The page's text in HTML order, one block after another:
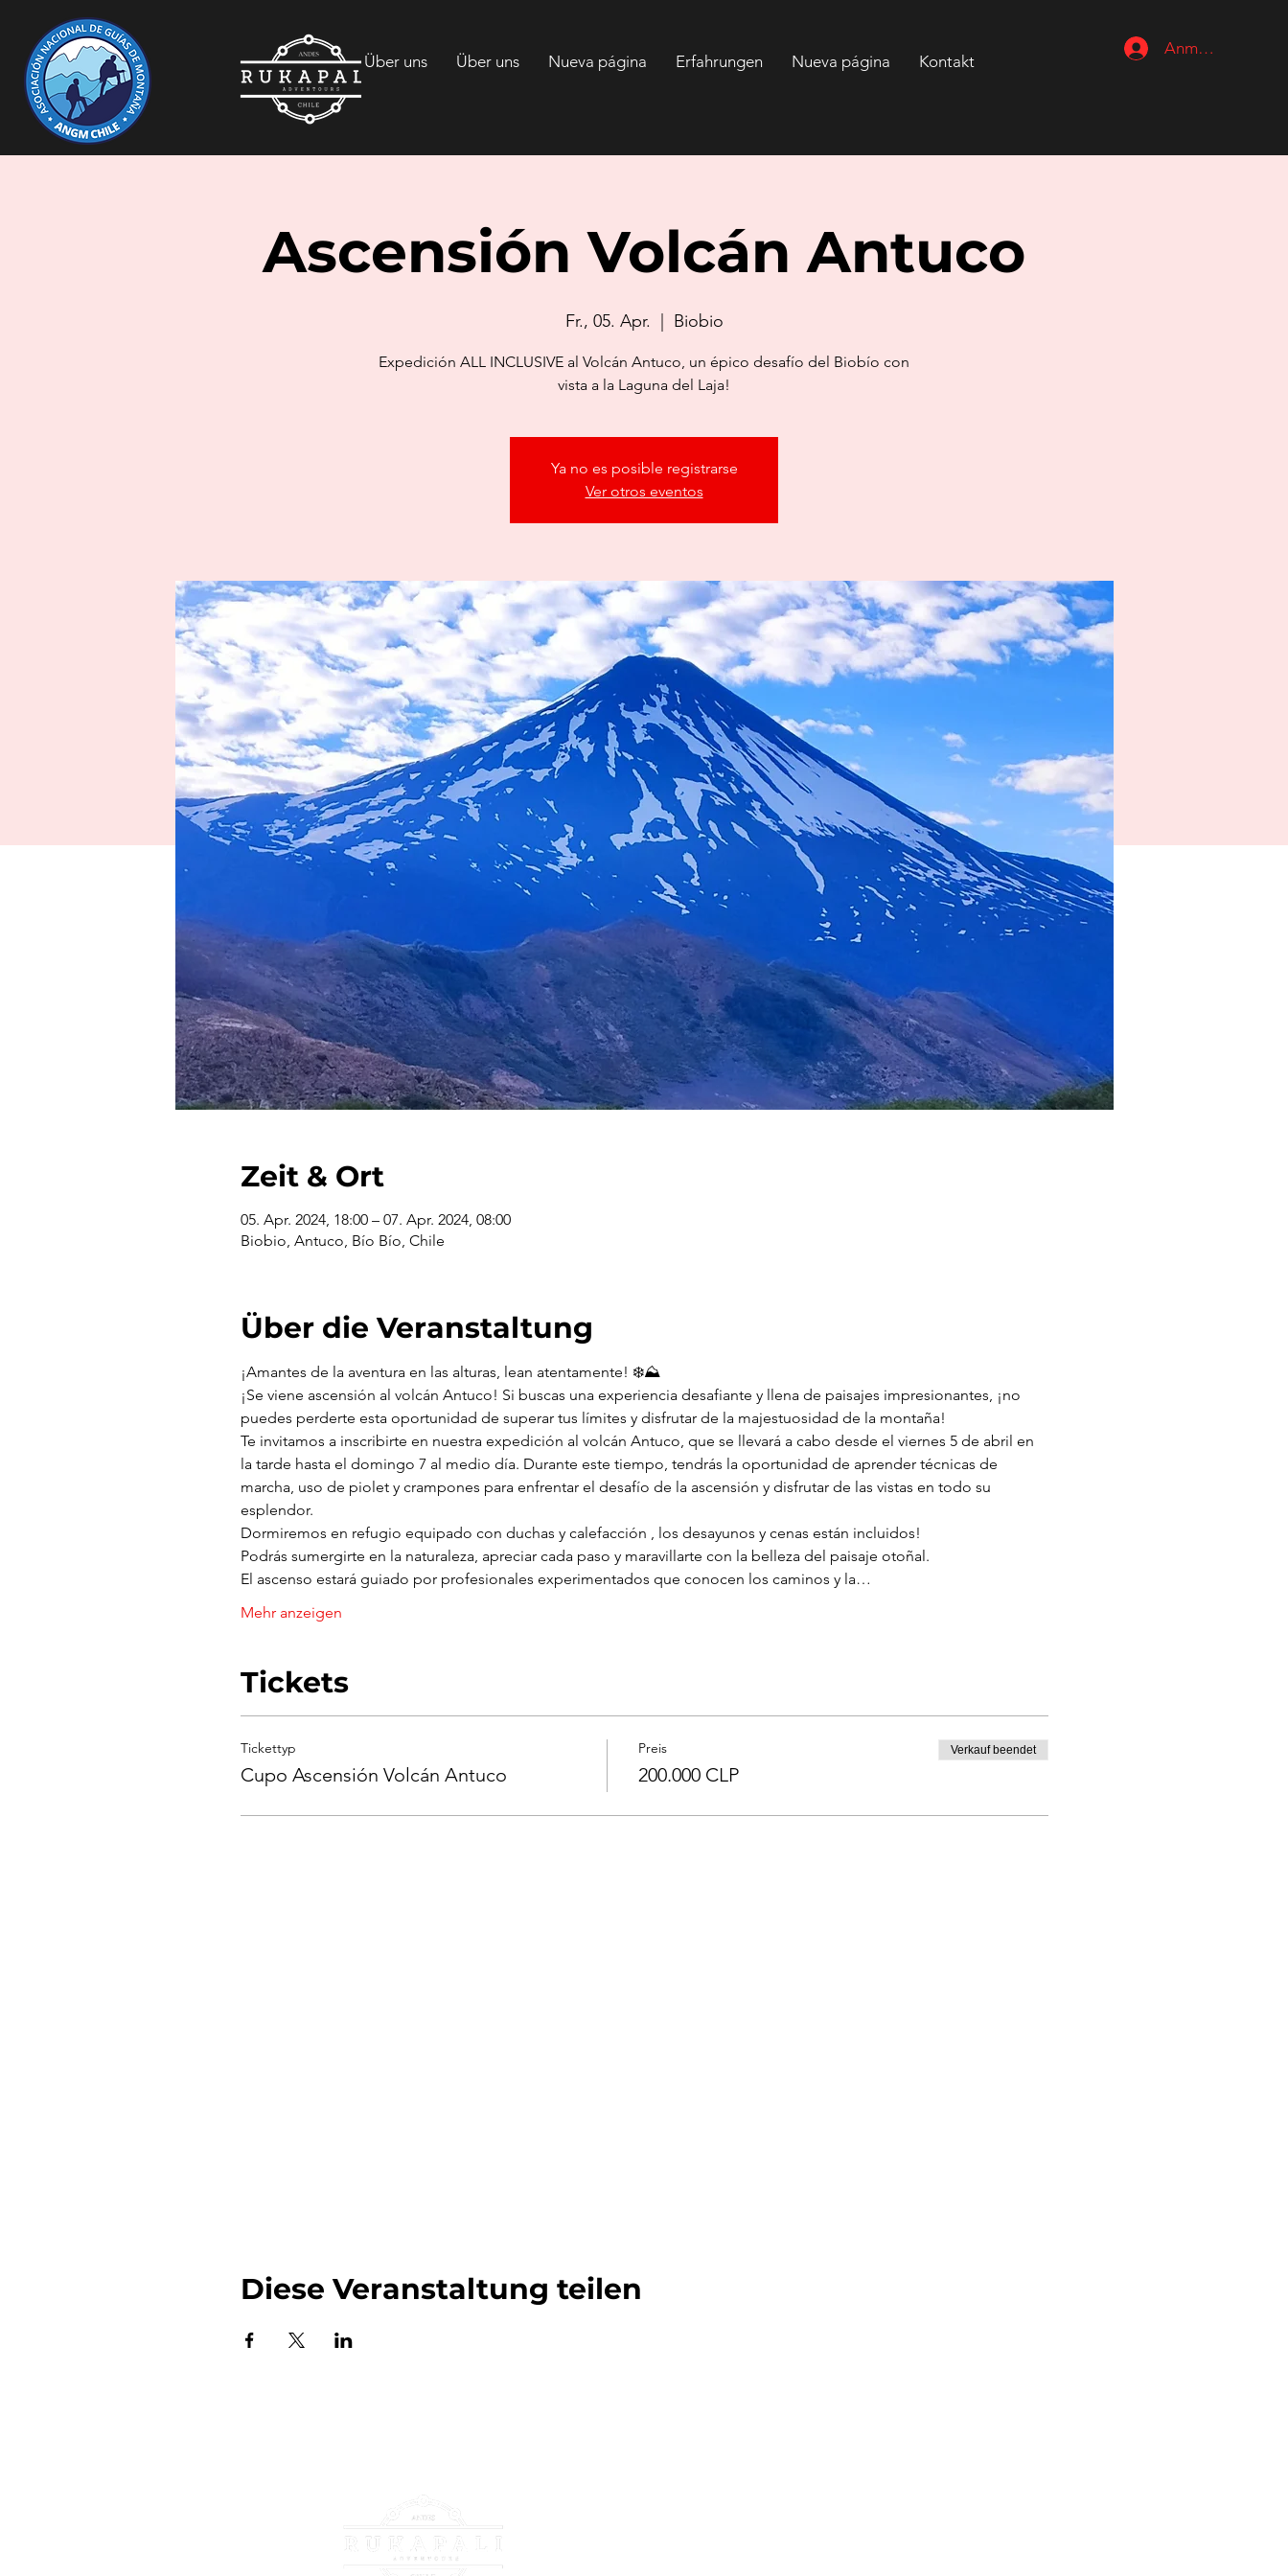
Über uns Über uns Nueva página Erfahrungen Nueva página Kontakt
Anmelden
Ascensión Volcán Antuco
Fr., 05. Apr. Biobio
Expedición ALL INCLUSIVE al Volcán Antuco, un épico desafío del Biobío con
vista a la Laguna del Laja!
Ya no es posible registrarse
Ver otros eventos
Zeit & Ort
05. Apr. 2024, 18:00 – 07. Apr. 2024, 08:00
Biobio, Antuco, Bío Bío, Chile
Über die Veranstaltung
¡Amantes de la aventura en las alturas, lean atentamente! ❄️⛰️
¡Se viene ascensión al volcán Antuco! Si buscas una experiencia desafiante y llena de paisajes impresionantes, ¡no
puedes perderte esta oportunidad de superar tus límites y disfrutar de la majestuosidad de la montaña!
Te invitamos a inscribirte en nuestra expedición al volcán Antuco, que se llevará a cabo desde el viernes 5 de abril en
la tarde hasta el domingo 7 al medio día. Durante este tiempo, tendrás la oportunidad de aprender técnicas de
marcha, uso de piolet y crampones para enfrentar el desafío de la ascensión y disfrutar de las vistas en todo su
esplendor.
Dormiremos en refugio equipado con duchas y calefacción , los desayunos y cenas están incluidos!
Podrás sumergirte en la naturaleza, apreciar cada paso y maravillarte con la belleza del paisaje otoñal.
El ascenso estará guiado por profesionales experimentados que conocen los caminos y la…
Mehr anzeigen
Tickets
Tickettyp
Cupo Ascensión Volcán Antuco
Preis
200.000 CLP
Verkauf beendet
Diese Veranstaltung teilen